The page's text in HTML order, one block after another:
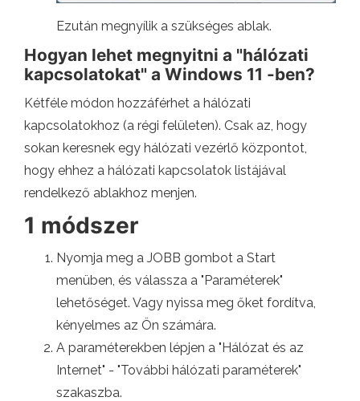
Ezután megnyílik a szükséges ablak.
Hogyan lehet megnyitni a "hálózati
kapcsolatokat" a Windows 11 -ben?
Kétféle módon hozzáférhet a hálózati
kapcsolatokhoz (a régi felületen). Csak az, hogy
sokan keresnek egy hálózati vezérlő központot,
hogy ehhez a hálózati kapcsolatok listájával
rendelkező ablakhoz menjen.
1 módszer
Nyomja meg a JOBB gombot a Start
menüben, és válassza a "Paraméterek"
lehetőséget. Vagy nyissa meg őket fordítva,
kényelmes az Ön számára.
A paraméterekben lépjen a "Hálózat és az
Internet" - "További hálózati paraméterek"
szakaszba.